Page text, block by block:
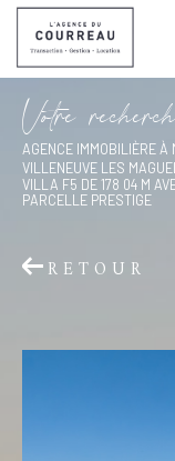
Votre recherch
AGENCE IMMOBILIÈRE À
VILLENEUVE LES
VILLA F5 DE 178 04 M
PARCELLE PRESTIGE
RETOUR